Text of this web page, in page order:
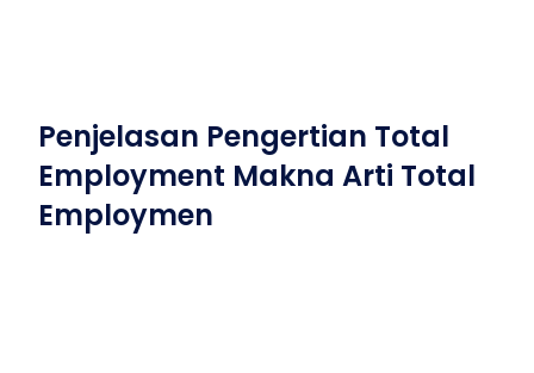
Penjelasan Pengertian Total
Employment Makna Arti Total
Employmen